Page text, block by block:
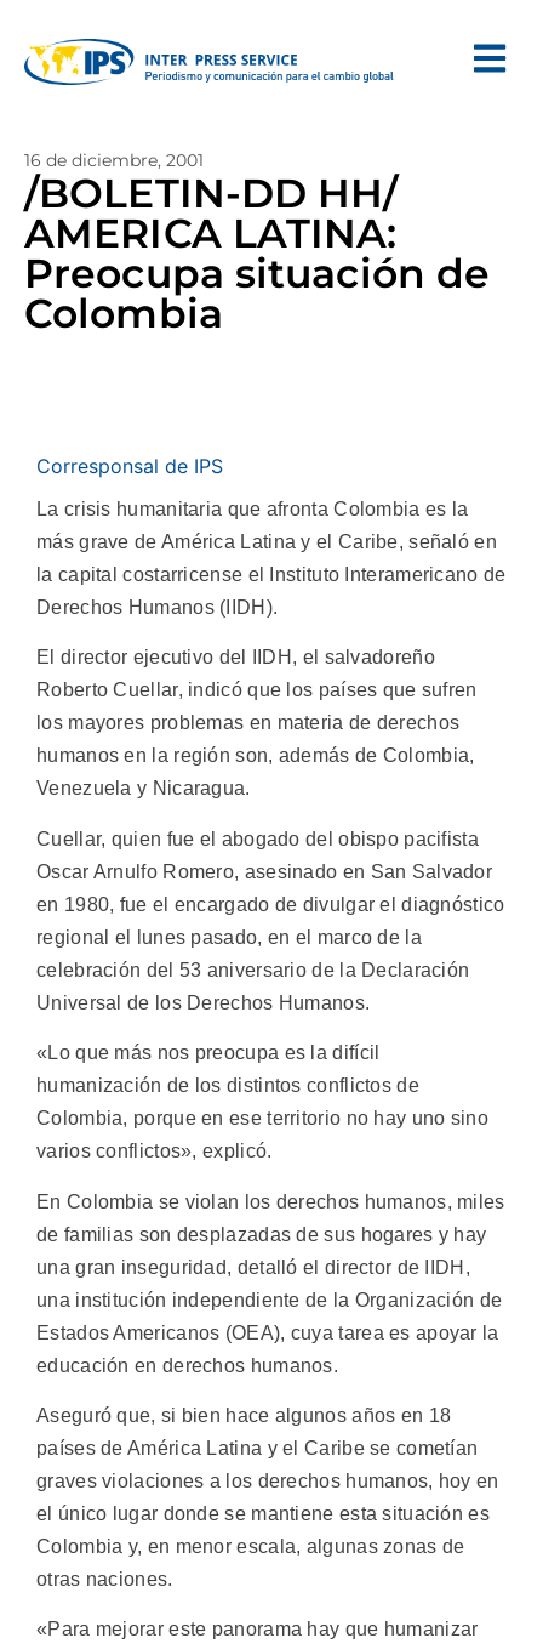
16 de diciembre, 2001
/BOLETIN-DD HH/
AMERICA LATINA:
Preocupa situación de
Colombia
Corresponsal de IPS
La crisis humanitaria que afronta Colombia es la
más grave de América Latina y el Caribe, señaló en
la capital costarricense el Instituto Interamericano de
Derechos Humanos (IIDH).
El director ejecutivo del IIDH, el salvadoreño
Roberto Cuellar, indicó que los países que sufren
los mayores problemas en materia de derechos
humanos en la región son, además de Colombia,
Venezuela y Nicaragua.
Cuellar, quien fue el abogado del obispo pacifista
Oscar Arnulfo Romero, asesinado en San Salvador
en 1980, fue el encargado de divulgar el diagnóstico
regional el lunes pasado, en el marco de la
celebración del 53 aniversario de la Declaración
Universal de los Derechos Humanos.
«Lo que más nos preocupa es la difícil
humanización de los distintos conflictos de
Colombia, porque en ese territorio no hay uno sino
varios conflictos», explicó.
En Colombia se violan los derechos humanos, miles
de familias son desplazadas de sus hogares y hay
una gran inseguridad, detalló el director de IIDH,
una institución independiente de la Organización de
Estados Americanos (OEA), cuya tarea es apoyar la
educación en derechos humanos.
Aseguró que, si bien hace algunos años en 18
países de América Latina y el Caribe se cometían
graves violaciones a los derechos humanos, hoy en
el único lugar donde se mantiene esta situación es
Colombia y, en menor escala, algunas zonas de
otras naciones.
«Para mejorar este panorama hay que humanizar